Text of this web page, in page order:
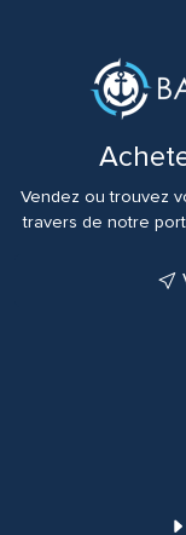
Vendez ou trouvez
travers de notre